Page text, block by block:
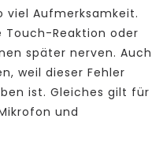
viel Aufmerksamkeit.
Touch-Reaktion oder
später nerven. Auch
weil dieser Fehler
ist. Gleiches gilt für
und